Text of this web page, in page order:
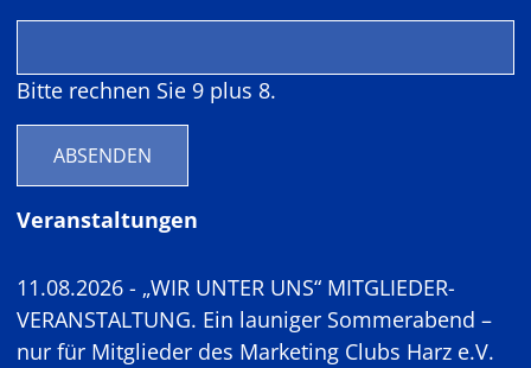
t
Bitte rechnen Sie 9 plus 8.
ABSENDEN
Veranstaltungen
11.08.2026 - „WIR UNTER UNS“ MITGLIEDER-
VERANSTALTUNG. Ein launiger Sommerabend –
nur für Mitglieder des Marketing Clubs Harz e.V.